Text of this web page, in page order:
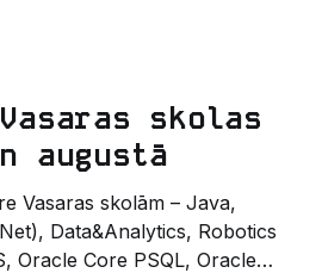
Projekta noslēguma
shematisks
u.c. aspekti), ko novērtēs
klātienē, izstrādāts
skolas
augustā
Vasaras skolām – Java,
Data&Analytics, Robotics
Oracle Core PSQL, Oracle